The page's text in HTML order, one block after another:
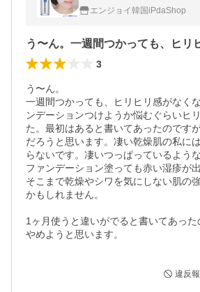
エンジョイ韓国iPdaShop
3
う〜ん。
一週間つかっても、ヒリヒリ感がなく
ンデーションつけようか悩むぐらいヒ
た。最初はあると書いてあったのです
だろうと思います。凄い乾燥肌の私に
らないです。凄いつっぱっているよう
ファンデーション塗っても赤い湿疹が出
そこまで乾燥やシワを気にしない肌の
かもしれません。
1ヶ月使うと違いがでると書いてあっ
やめようと思います。
違反